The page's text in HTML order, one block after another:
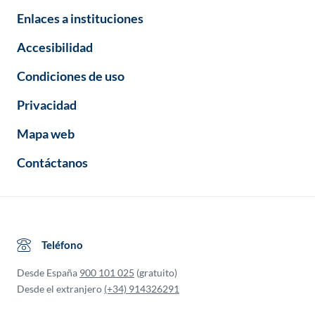
Enlaces a instituciones
Accesibilidad
Condiciones de uso
Privacidad
Mapa web
Contáctanos
Teléfono
Desde España 900 101 025 (gratuito)
Desde el extranjero (+34) 914326291